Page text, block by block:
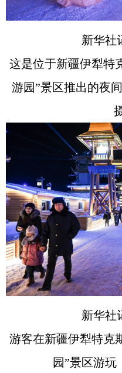
新华社
这是位于新疆伊犁特
游园”景区推出的夜
新华社
游客在新疆伊犁特克
园”景区游玩